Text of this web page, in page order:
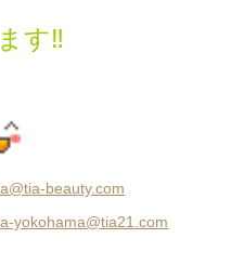
す‼
beauty.com
yokohama@tia21.com